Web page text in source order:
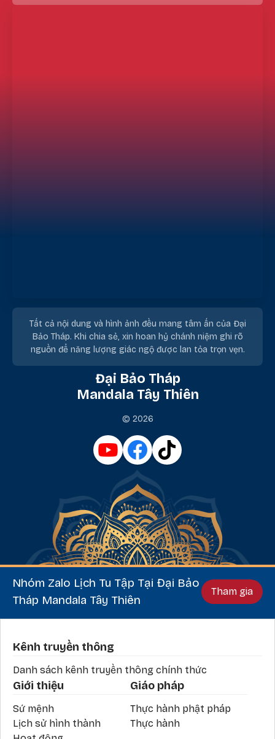
Tất cả nội dung và hình ảnh đều mang tâm ấn của Đại
Bảo Tháp. Khi chia sẻ, xin hoan hỷ chánh niệm ghi rõ
nguồn để năng lượng giác ngộ được lan tỏa trọn vẹn.
Đại Bảo Tháp
Mandala Tây Thiên
© 2026
Nhóm Zalo Lịch Tu Tập Tại Đại Bảo
Tháp Mandala Tây Thiên
Tham gia
Phần chân
Kênh truyền thông
Danh sách kênh truyền thông chính thức
Giới thiệu
Sứ mệnh
Lịch sử hình thành
Giáo pháp
Thực hành phật pháp
Thực hành